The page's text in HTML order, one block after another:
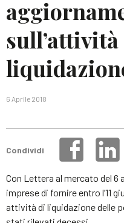
sull’attività
6 Aprile 2018
Condividi
Con Lettera al mercato del 6
imprese di fornire entro l’11
attività di liquidazione delle